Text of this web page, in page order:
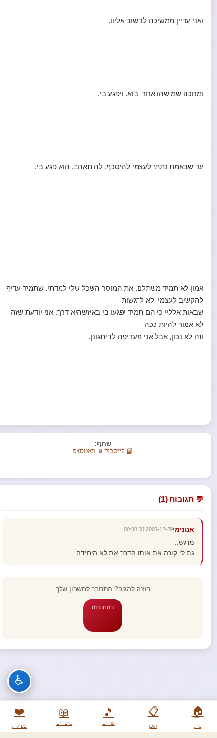
🏠
בית
📋
תוכן
🎵
שירים
📖
סיפורים
❤️
פעולות
ואני עדיין ממשיכה לחשוב אליוו.
ומחכה שמישהו אחר יבוא. ויפגע בי.
עד שבאמת נתתי לעצמי להיסכף, להיתאהב, הוא פגע בי,
אמון לא תמיד משתלם. את המוסר השכל שלי למדתי. שתמיד עדיף
להקשיב לעצמי ולא לרגשות
שבאות אלליי כי הם תמיד יפגעו בי באיזשהיא דרך. אני יודעת שזה
לא אמור להיות ככה
וזה לא נכון, אבל אני מעדיפה להיתגונן.
שתף:
📘 פייסבוק 📱 וואטסאפ
💬 תגובות (1)
אנונימי2005-12-29 00:38:00
מרגש..
גם לי קורה את אותו הדבר את לא היחידה..
רוצה להגיב? התחבר לחשבון שלך
התחברות
♿